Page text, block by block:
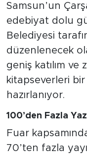
Samsun’un
edebiyat dolu
Belediyesi
düzenlenecek
geniş katılım ve
kitapseverleri
hazırlanıyor.
100’den Fazla
Fuar
70’ten fazla